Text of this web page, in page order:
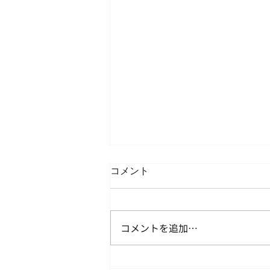
コメント
コメントを追加…